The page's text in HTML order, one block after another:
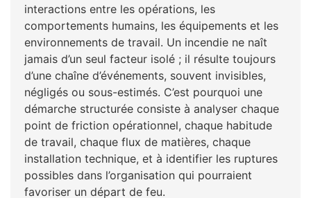
interactions entre les opérations, les
comportements humains, les équipements et les
environnements de travail. Un incendie ne naît
jamais d’un seul facteur isolé ; il résulte toujours
d’une chaîne d’événements, souvent invisibles,
négligés ou sous-estimés. C’est pourquoi une
démarche structurée consiste à analyser chaque
point de friction opérationnel, chaque habitude
de travail, chaque flux de matières, chaque
installation technique, et à identifier les ruptures
possibles dans l’organisation qui pourraient
favoriser un départ de feu.